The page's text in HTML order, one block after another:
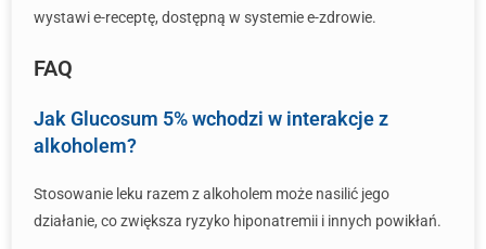
wystawi e-receptę, dostępną w systemie e-zdrowie.
FAQ
Jak Glucosum 5% wchodzi w interakcje z
alkoholem?
Stosowanie leku razem z alkoholem może nasilić jego
działanie, co zwiększa ryzyko hiponatremii i innych powikłań.